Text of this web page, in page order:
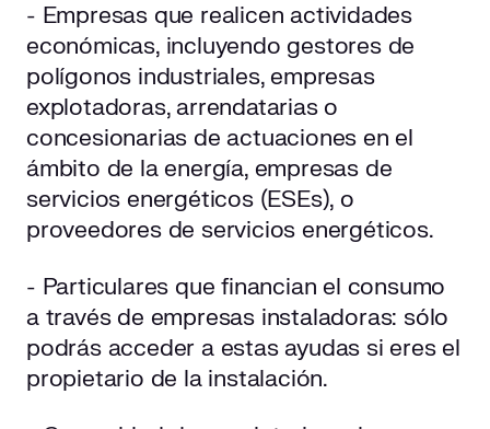
- Empresas que realicen actividades
económicas, incluyendo gestores de
polígonos industriales, empresas
explotadoras, arrendatarias o
concesionarias de actuaciones en el
ámbito de la energía, empresas de
servicios energéticos (ESEs), o
proveedores de servicios energéticos.
- Particulares que financian el consumo
a través de empresas instaladoras: sólo
podrás acceder a estas ayudas si eres el
propietario de la instalación.